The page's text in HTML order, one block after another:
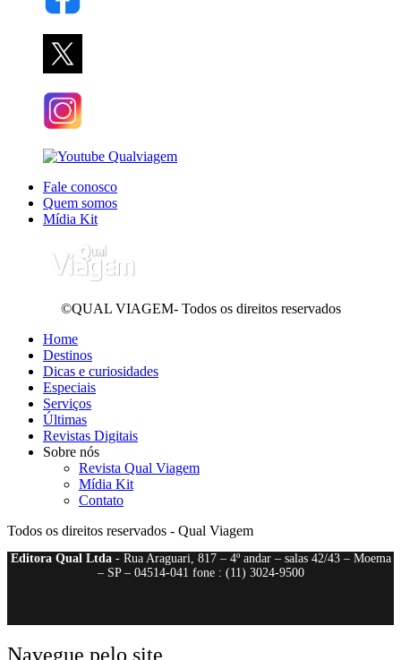
Fale conosco
Quem somos
Mídia Kit
©QUAL VIAGEM- Todos os direitos reservados
Home
Destinos
Dicas e curiosidades
Especiais
Serviços
Últimas
Revistas Digitais
Sobre nós
Revista Qual Viagem
Mídia Kit
Contato
Todos os direitos reservados - Qual Viagem
Editora Qual Ltda- Rua Araguari, 817 – 4º andar – salas 42/43 – Moema
– SP – 04514-041 fone : (11) 3024-9500
Navegue pelo site